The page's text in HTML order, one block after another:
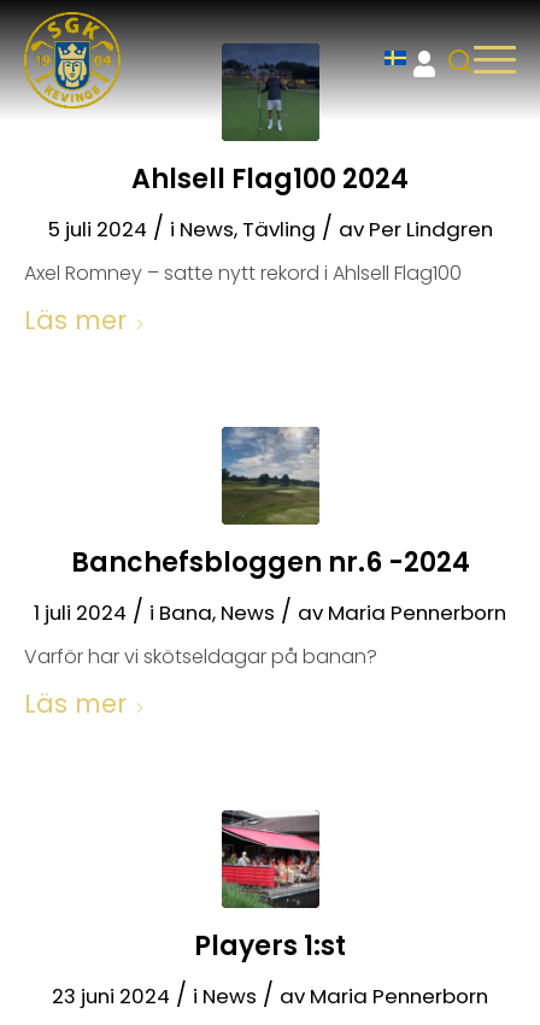
Ahlsell Flag100 2024
5 juli 2024 / i News, Tävling / av Per Lindgren
Axel Romney – satte nytt rekord i Ahlsell Flag100
Läs mer
Banchefsbloggen nr.6 -2024
1 juli 2024 / i Bana, News / av Maria Pennerborn
Varför har vi skötseldagar på banan?
Läs mer
Players 1:st
23 juni 2024 / i News / av Maria Pennerborn